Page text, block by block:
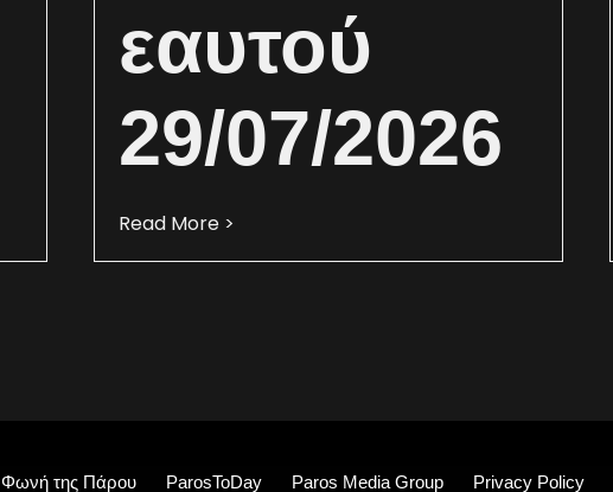
εαυτού
29/07/2026
Read More >
Φωνή της Πάρου ParosToDay Paros Media Group Privacy Policy